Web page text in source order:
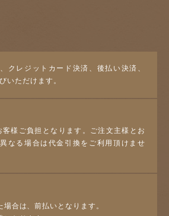
クレジットカード決済、後払い決済、
いただけます。
様ご負担となります。ご注文主様とお
なる場合は代金引換をご利用頂けませ
合は、前払いとなります。